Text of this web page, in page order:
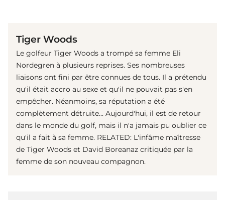
Tiger Woods
Le golfeur Tiger Woods a trompé sa femme Eli
Nordegren à plusieurs reprises. Ses nombreuses
liaisons ont fini par être connues de tous. Il a prétendu
qu'il était accro au sexe et qu'il ne pouvait pas s'en
empêcher. Néanmoins, sa réputation a été
complètement détruite... Aujourd'hui, il est de retour
dans le monde du golf, mais il n'a jamais pu oublier ce
qu'il a fait à sa femme. RELATED: L'infâme maîtresse
de Tiger Woods et David Boreanaz critiquée par la
femme de son nouveau compagnon.